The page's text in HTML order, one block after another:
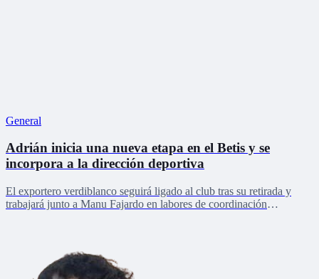
General
Adrián inicia una nueva etapa en el Betis y se
incorpora a la dirección deportiva
El exportero verdiblanco seguirá ligado al club tras su retirada y
trabajará junto a Manu Fajardo en labores de coordinación